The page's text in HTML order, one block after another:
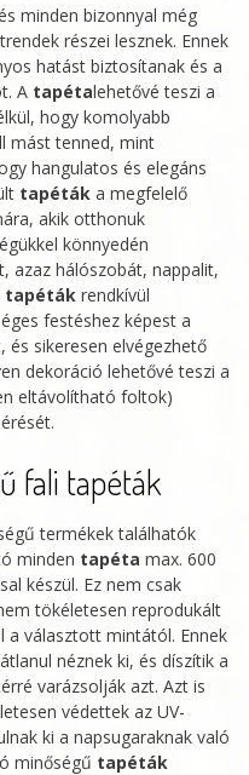
minden bizonnyal még
részei lesznek. Ennek
hatást biztosítanak és a
A tapétalehetővé teszi a
hogy komolyabb
mást tenned, mint
hangulatos és elegáns
tapéták a megfelelő
akik otthonuk
könnyedén
azaz hálószobát, nappalit,
tapéták rendkívül
festéshez képest a
és sikeresen elvégezhető
dekoráció lehetővé teszi a
eltávolítható foltok)
fali tapéták
termékek találhatók
minden tapéta max. 600
készül. Ez nem csak
tökéletesen reprodukált
a választott mintától. Ennek
néznek ki, és díszítik a
varázsolják azt. Azt is
védettek az UV-
ki a napsugaraknak való
minőségű tapéták